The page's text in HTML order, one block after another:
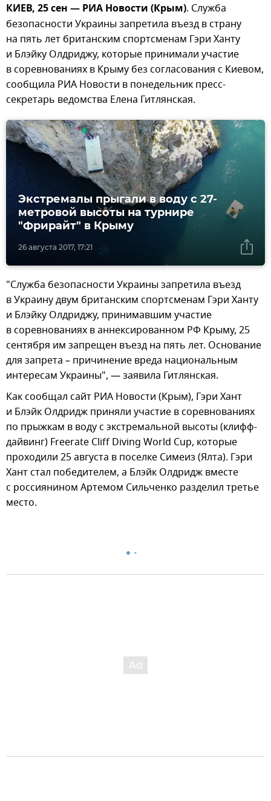
КИЕВ, 25 сен — РИА Новости (Крым). Служба
безопасности Украины запретила въезд в страну
на пять лет британским спортсменам Гэри Ханту
и Блэйку Олдриджу, которые принимали участие
в соревнованиях в Крыму без согласования с Киевом,
сообщила РИА Новости в понедельник пресс-
секретарь ведомства Елена Гитлянская.
26 августа 2017, 17:21
Экстремалы прыгали в воду с 27-
метровой высоты на турнире
"Фрирайт" в Крыму
"Служба безопасности Украины запретила въезд
в Украину двум британским спортсменам Гэри Ханту
и Блэйку Олдриджу, принимавшим участие
в соревнованиях в аннексированном РФ Крыму, 25
сентября им запрещен въезд на пять лет. Основание
для запрета – причинение вреда национальным
интересам Украины", — заявила Гитлянская.
Как сообщал сайт РИА Новости (Крым), Гэри Хант
и Блэйк Олдридж приняли участие в соревнованиях
по прыжкам в воду с экстремальной высоты (клифф-
дайвинг) Freerate Cliff Diving World Cup, которые
проходили 25 августа в поселке Симеиз (Ялта). Гэри
Хант стал победителем, а Блэйк Олдридж вместе
с россиянином Артемом Сильченко разделил третье
место.